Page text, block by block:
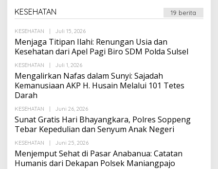
KESEHATAN 19 berita
KESEHATAN Juli 15, 2026Oleh
Menjaga Titipan Ilahi: Renungan Usia dan
Kesehatan dari Apel Pagi Biro SDM Polda Sulsel
KESEHATAN Juli 1, 2026Oleh
Mengalirkan Nafas dalam Sunyi: Sajadah
Kemanusiaan AKP H. Husain Melalui 101 Tetes
Darah
KESEHATAN Juni 26, 2026Oleh
Sunat Gratis Hari Bhayangkara, Polres Soppeng
Tebar Kepedulian dan Senyum Anak Negeri
KESEHATAN Juni 25, 2026Oleh
Menjemput Sehat di Pasar Anabanua: Catatan
Humanis dari Dekapan Polsek Maniangpajo